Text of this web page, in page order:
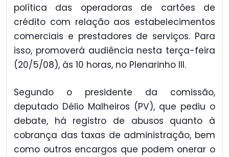
política das operadoras de cartões de
crédito com relação aos estabelecimentos
comerciais e prestadores de serviços. Para
isso, promoverá audiência nesta terça-feira
(20/5/08), às 10 horas, no Plenarinho III.
Segundo o presidente da comissão,
deputado Délio Malheiros (PV), que pediu o
debate, há registro de abusos quanto à
cobrança das taxas de administração, bem
como outros encargos que podem onerar o